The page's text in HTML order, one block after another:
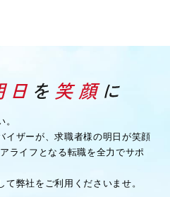
イザーが、求職者様の明日が笑顔
ライフとなる転職を全力でサポ
弊社をご利用くださいませ。